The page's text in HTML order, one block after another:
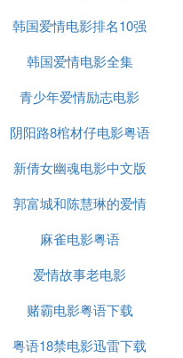
友情
韩国爱情电影排名10强
韩国爱情电影全集
青少年爱情励志电影
阴阳路8棺材仔电影粤语
新倩女幽魂电影中文版
郭富城和陈慧琳的爱情
电影
麻雀电影粤语
爱情故事老电影
赌霸电影粤语下载
粤语18禁电影迅雷下载